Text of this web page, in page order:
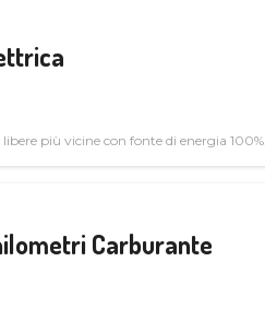
più vicine con fonte di energia 100%
Carburante